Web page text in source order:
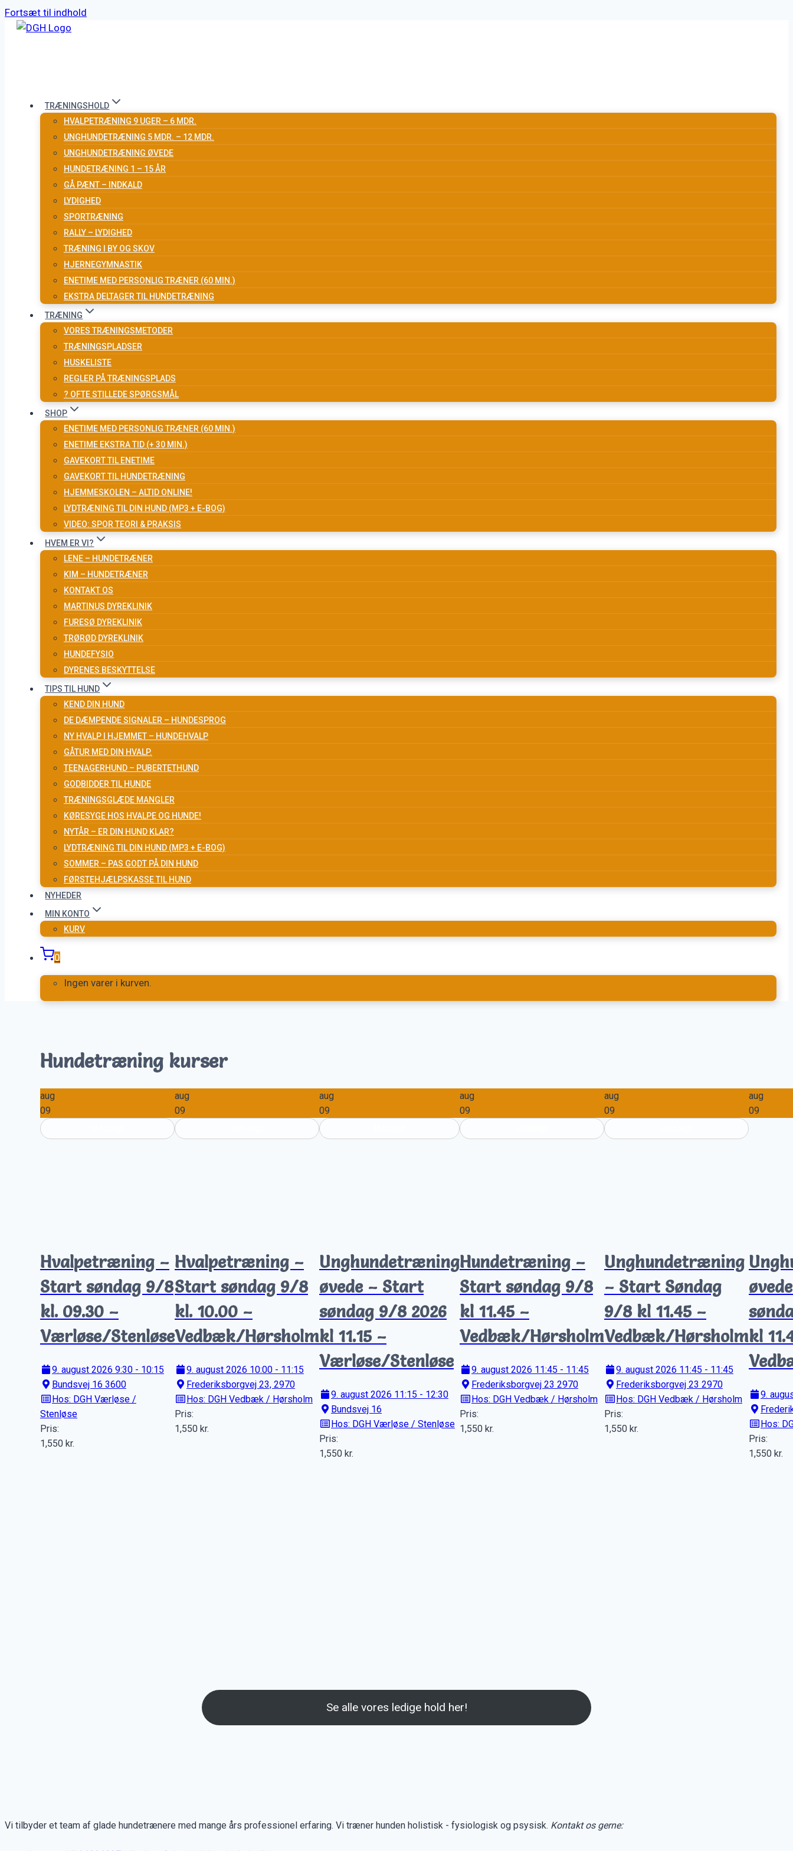
Fortsæt til indhold
TRÆNINGSHOLD
HVALPETRÆNING 9 UGER – 6 MDR.
UNGHUNDETRÆNING 5 MDR. – 12 MDR.
UNGHUNDETRÆNING ØVEDE
HUNDETRÆNING 1 – 15 ÅR
GÅ PÆNT – INDKALD
LYDIGHED
SPORTRÆNING
RALLY – LYDIGHED
TRÆNING I BY OG SKOV
HJERNEGYMNASTIK
ENETIME MED PERSONLIG TRÆNER (60 MIN.)
EKSTRA DELTAGER TIL HUNDETRÆNING
TRÆNING
VORES TRÆNINGSMETODER
TRÆNINGSPLADSER
HUSKELISTE
REGLER PÅ TRÆNINGSPLADS
? OFTE STILLEDE SPØRGSMÅL
SHOP
ENETIME MED PERSONLIG TRÆNER (60 MIN.)
ENETIME EKSTRA TID (+ 30 MIN.)
GAVEKORT TIL ENETIME
GAVEKORT TIL HUNDETRÆNING
HJEMMESKOLEN – ALTID ONLINE!
LYDTRÆNING TIL DIN HUND (MP3 + E-BOG)
VIDEO: SPOR TEORI & PRAKSIS
HVEM ER VI?
LENE – HUNDETRÆNER
KIM – HUNDETRÆNER
KONTAKT OS
MARTINUS DYREKLINIK
FURESØ DYREKLINIK
TRØRØD DYREKLINIK
HUNDEFYSIO
DYRENES BESKYTTELSE
TIPS TIL HUND
KEND DIN HUND
DE DÆMPENDE SIGNALER – HUNDESPROG
NY HVALP I HJEMMET – HUNDEHVALP
GÅTUR MED DIN HVALP.
TEENAGERHUND – PUBERTETHUND
GODBIDDER TIL HUNDE
TRÆNINGSGLÆDE MANGLER
KØRESYGE HOS HVALPE OG HUNDE!
NYTÅR – ER DIN HUND KLAR?
LYDTRÆNING TIL DIN HUND (MP3 + E-BOG)
SOMMER – PAS GODT PÅ DIN HUND
FØRSTEHJÆLPSKASSE TIL HUND
NYHEDER
MIN KONTO
KURV
0
Ingen varer i kurven.
Hundetræning kurser
aug
09
Hvalpetræning –
Start søndag 9/8
kl. 09.30 –
Værløse/Stenløse
9. august 2026 9:30 - 10:15
Bundsvej 16 3600
Hos: DGH Værløse /
Stenløse
Pris:
1,550 kr.
aug
09
Hvalpetræning –
Start søndag 9/8
kl. 10.00 –
Vedbæk/Hørsholm
9. august 2026 10:00 - 11:15
Frederiksborgvej 23, 2970
Hos: DGH Vedbæk / Hørsholm
Pris:
1,550 kr.
aug
09
Unghundetræning
øvede – Start
søndag 9/8 2026
kl 11.15 –
Værløse/Stenløse
9. august 2026 11:15 - 12:30
Bundsvej 16
Hos: DGH Værløse / Stenløse
Pris:
1,550 kr.
aug
09
Hundetræning –
Start søndag 9/8
kl 11.45 –
Vedbæk/Hørsholm
9. august 2026 11:45 - 11:45
Frederiksborgvej 23 2970
Hos: DGH Vedbæk / Hørsholm
Pris:
1,550 kr.
aug
09
Unghundetræning
– Start Søndag
9/8 kl 11.45 –
Vedbæk/Hørsholm
9. august 2026 11:45 - 11:45
Frederiksborgvej 23 2970
Hos: DGH Vedbæk / Hørsholm
Pris:
1,550 kr.
aug
09
kl
9.
Hos:
Pris:
1,550 kr.
Se alle vores ledige hold her!
Vi tilbyder et team af glade hundetrænere med mange års professionel erfaring. Vi træner hunden holistisk - fysiologisk og psysisk. Kontakt os gerne: